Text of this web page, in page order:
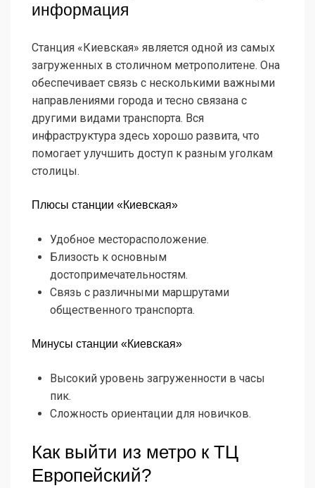
информация
Станция «Киевская» является одной из самых
загруженных в столичном метрополитене. Она
обеспечивает связь с несколькими важными
направлениями города и тесно связана с
другими видами транспорта. Вся
инфраструктура здесь хорошо развита, что
помогает улучшить доступ к разным уголкам
столицы.
Плюсы станции «Киевская»
Удобное месторасположение.
Близость к основным
достопримечательностям.
Связь с различными маршрутами
общественного транспорта.
Минусы станции «Киевская»
Высокий уровень загруженности в часы
пик.
Сложность ориентации для новичков.
Как выйти из метро к ТЦ
Европейский?